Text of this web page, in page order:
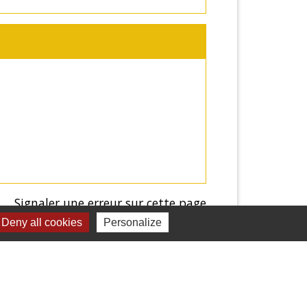
Signaler une erreur sur cette page
Deny all cookies Personalize